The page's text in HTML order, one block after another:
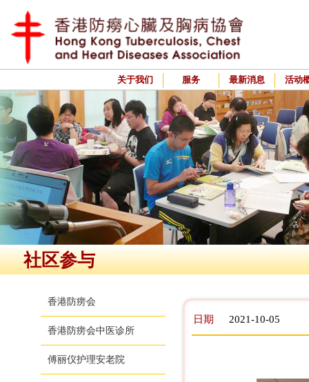
关于我们 服务 最新消息 活动
社区参与
香港防痨会
香港防痨会中医诊所
傅丽仪护理安老院
日期 2021-10-05